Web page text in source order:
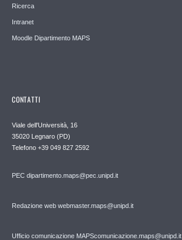
Ricerca
Intranet
Moodle Dipartimento MAPS
CONTATTI
Viale dell'Università, 16
35020 Legnaro (PD)
Telefono +39 049 827 2592
PEC dipartimento.maps@pec.unipd.it
Redazione web webmaster.maps@unipd.it
Ufficio comunicazione MAPScomunicazione.maps@unipd.it